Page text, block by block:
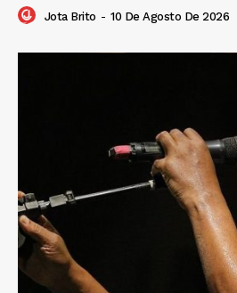
Jota Brito - 10 De Agosto De 2026